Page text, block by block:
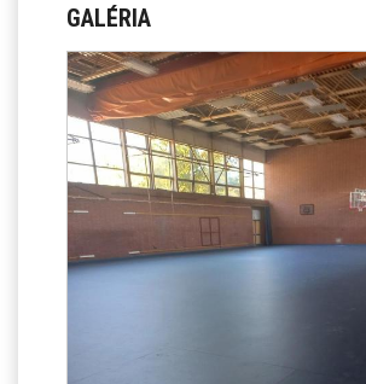
KORONAVÍRUS
ÁLTALÁNOS ISKOLAI
ÁLTALÁNOS KÖZÉPFOKÚ
KÖZÉPFOKÚ OKTATÁS
GALÉRIA